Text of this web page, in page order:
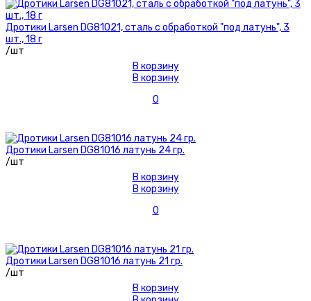
Дротики Larsen DG81021, сталь с обработкой "под латунь", 3
шт., 18 г
/шт
В корзину
В корзину
0
Дротики Larsen DG81016 латунь 24 гр.
/шт
В корзину
В корзину
0
Дротики Larsen DG81016 латунь 21 гр.
/шт
В корзину